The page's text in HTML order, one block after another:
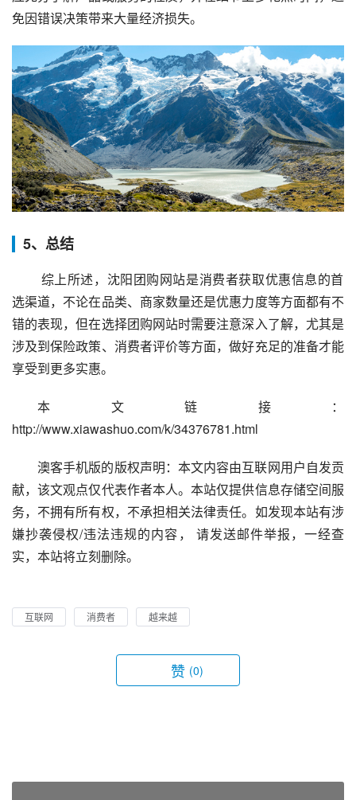
免因错误决策带来大量经济损失。
5、总结
选渠道，不论在品类、商家数量还是优惠力度等方面都有不
错的表现，但在选择团购网站时需要注意深入了解，尤其是
涉及到保险政策、消费者评价等方面，做好充足的准备才能
享受到更多实惠。
本文链接：
http://www.xiawashuo.com/k/34376781.html
澳客手机版的版权声明：本文内容由互联网用户自发贡
献，该文观点仅代表作者本人。本站仅提供信息存储空间服
务，不拥有所有权，不承担相关法律责任。如发现本站有涉
嫌抄袭侵权/违法违规的内容， 请发送邮件举报，一经查
实，本站将立刻删除。
互联网 消费者 越来越
赞 (0)